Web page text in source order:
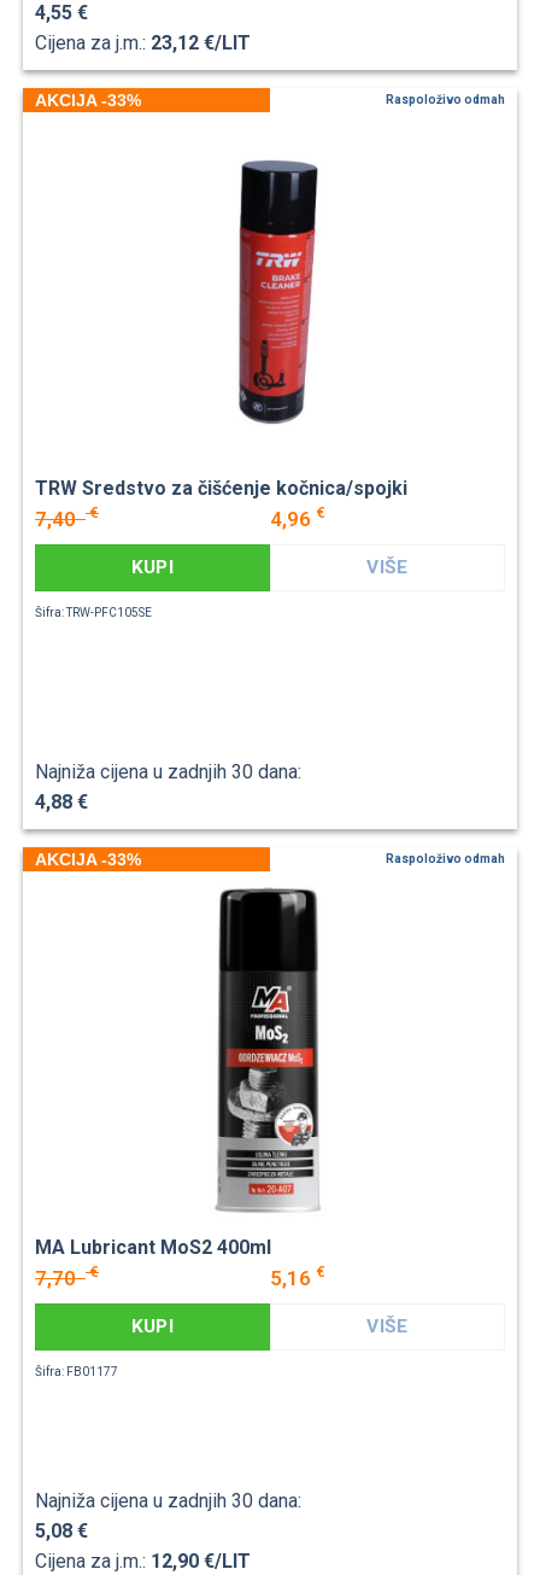
4,55 €
Cijena za j.m.: 23,12 €/LIT
AKCIJA -33% Raspoloživo odmah
TRW Sredstvo za čišćenje kočnica/spojki
7,40€ 4,96 €
KUPI VIŠE
Šifra: TRW-PFC105SE
Najniža cijena u zadnjih 30 dana:
4,88 €
AKCIJA -33% Raspoloživo odmah
MA Lubricant MoS2 400ml
7,70€ 5,16 €
KUPI VIŠE
Šifra: FB01177
Najniža cijena u zadnjih 30 dana:
5,08 €
Cijena za j.m.: 12,90 €/LIT